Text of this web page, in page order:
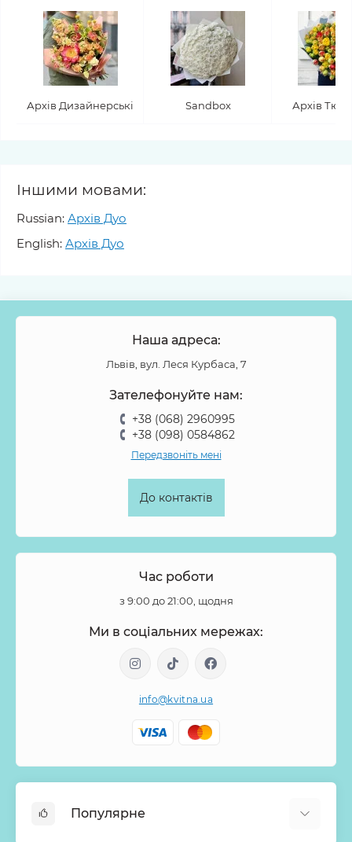
Архів Дизайнерські Sandbox Архів
Іншими мовами:
Russian: Архів Дуо
English: Архів Дуо
Наша адреса:
Львів, вул. Леся Курбаса, 7
Зателефонуйте нам:
+38 (068) 2960995
+38 (098) 0584862
Передзвоніть мені
До контактів
Час роботи
з 9:00 до 21:00, щодня
Ми в соціальних мережах:
info@kvitna.ua
Популярне